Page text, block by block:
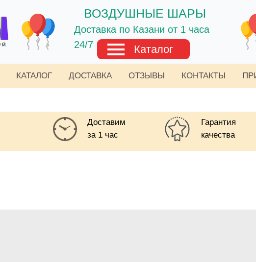
ВОЗДУШНЫЕ ШАРЫ
Доставка по Казани от 1 часа
24/7
Каталог
КАТАЛОГ ДОСТАВКА ОТЗЫВЫ КОНТАКТЫ
Доставим
за 1 час
Гарантия
качества